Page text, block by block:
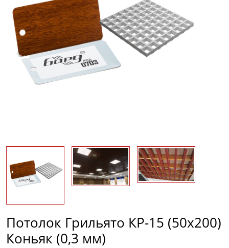
Потолок Грильято КР-15 (50х200)
Коньяк (0,3 мм)